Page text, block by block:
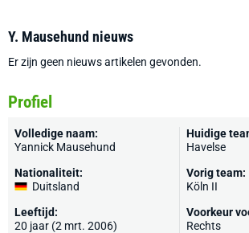
Y. Mausehund nieuws
Er zijn geen nieuws artikelen gevonden.
Profiel
Volledige naam:
Yannick Mausehund
Nationaliteit:
Duitsland
Leeftijd:
20 jaar (2 mrt. 2006)
Huidige
Havelse
Vorig team:
Köln II
Voorkeur
Rechts